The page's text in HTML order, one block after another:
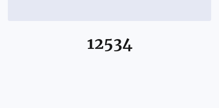
12534